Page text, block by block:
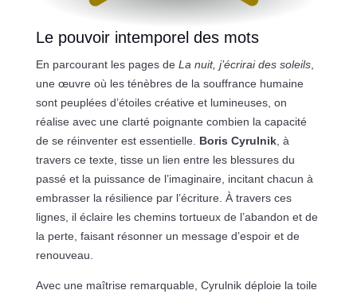
Le pouvoir intemporel des mots
En parcourant les pages de La nuit, j’écrirai des soleils,
une œuvre où les ténèbres de la souffrance humaine
sont peuplées d’étoiles créative et lumineuses, on
réalise avec une clarté poignante combien la capacité
de se réinventer est essentielle. Boris Cyrulnik, à
travers ce texte, tisse un lien entre les blessures du
passé et la puissance de l’imaginaire, incitant chacun à
embrasser la résilience par l’écriture. À travers ces
lignes, il éclaire les chemins tortueux de l’abandon et de
la perte, faisant résonner un message d’espoir et de
renouveau.
Avec une maîtrise remarquable, Cyrulnik déploie la toile